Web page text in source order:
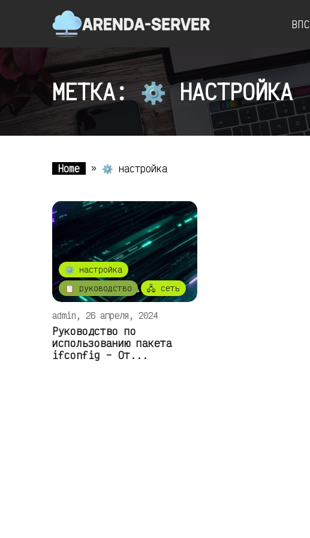
ВПС
МЕТКА: ⚙️ НАСТРОЙКА
Home » ⚙️ настройка
⚙️ настройка
📋 руководство
🖧 сеть
admin, 26 апреля, 2024
Руководство по
использованию пакета
ifconfig – От...